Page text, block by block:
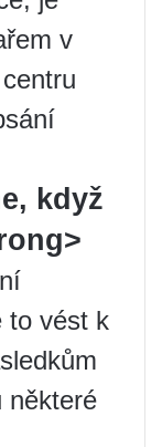
v
když
to vést k
některé